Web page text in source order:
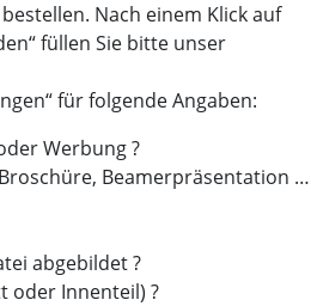
Nach einem Klick auf
füllen Sie bitte unser
für folgende Angaben:
Werbung ?
Beamerpräsentation …
abgebildet ?
oder Innenteil) ?